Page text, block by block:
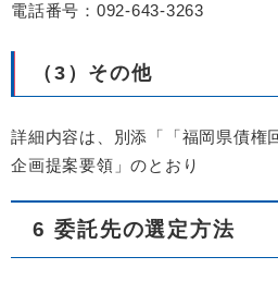
電話番号：092-643-3263
（3）その他
詳細内容は、別添「「福岡県債権
企画提案要領」のとおり
6 委託先の選定方法